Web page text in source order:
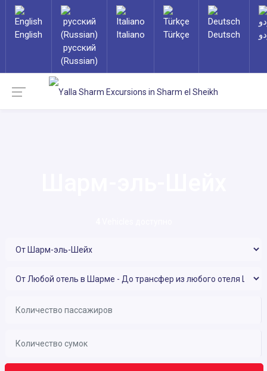
English
русский
(Russian)
Italiano Türkçe Deutsch